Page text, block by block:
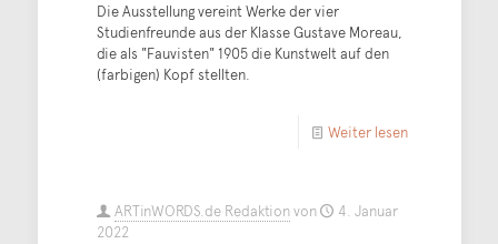
Die Ausstellung vereint Werke der vier
Studienfreunde aus der Klasse Gustave Moreau,
die als "Fauvisten" 1905 die Kunstwelt auf den
(farbigen) Kopf stellten.
Weiter lesen
ARTinWORDS.de Redaktionvon
4. Januar
2022